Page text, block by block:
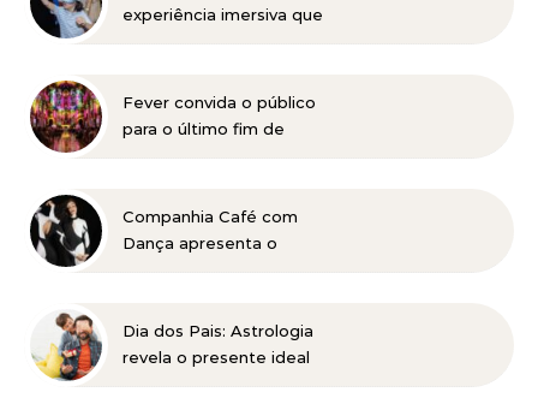
experiência imersiva que
Antiga
Fever convida o público
para o último fim de
Horizonte
Companhia Café com
Dança apresenta o
Dia dos Pais: Astrologia
revela o presente ideal